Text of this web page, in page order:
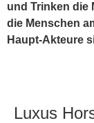
und Trinken die
die Menschen
Haupt-Akteure
Luxus